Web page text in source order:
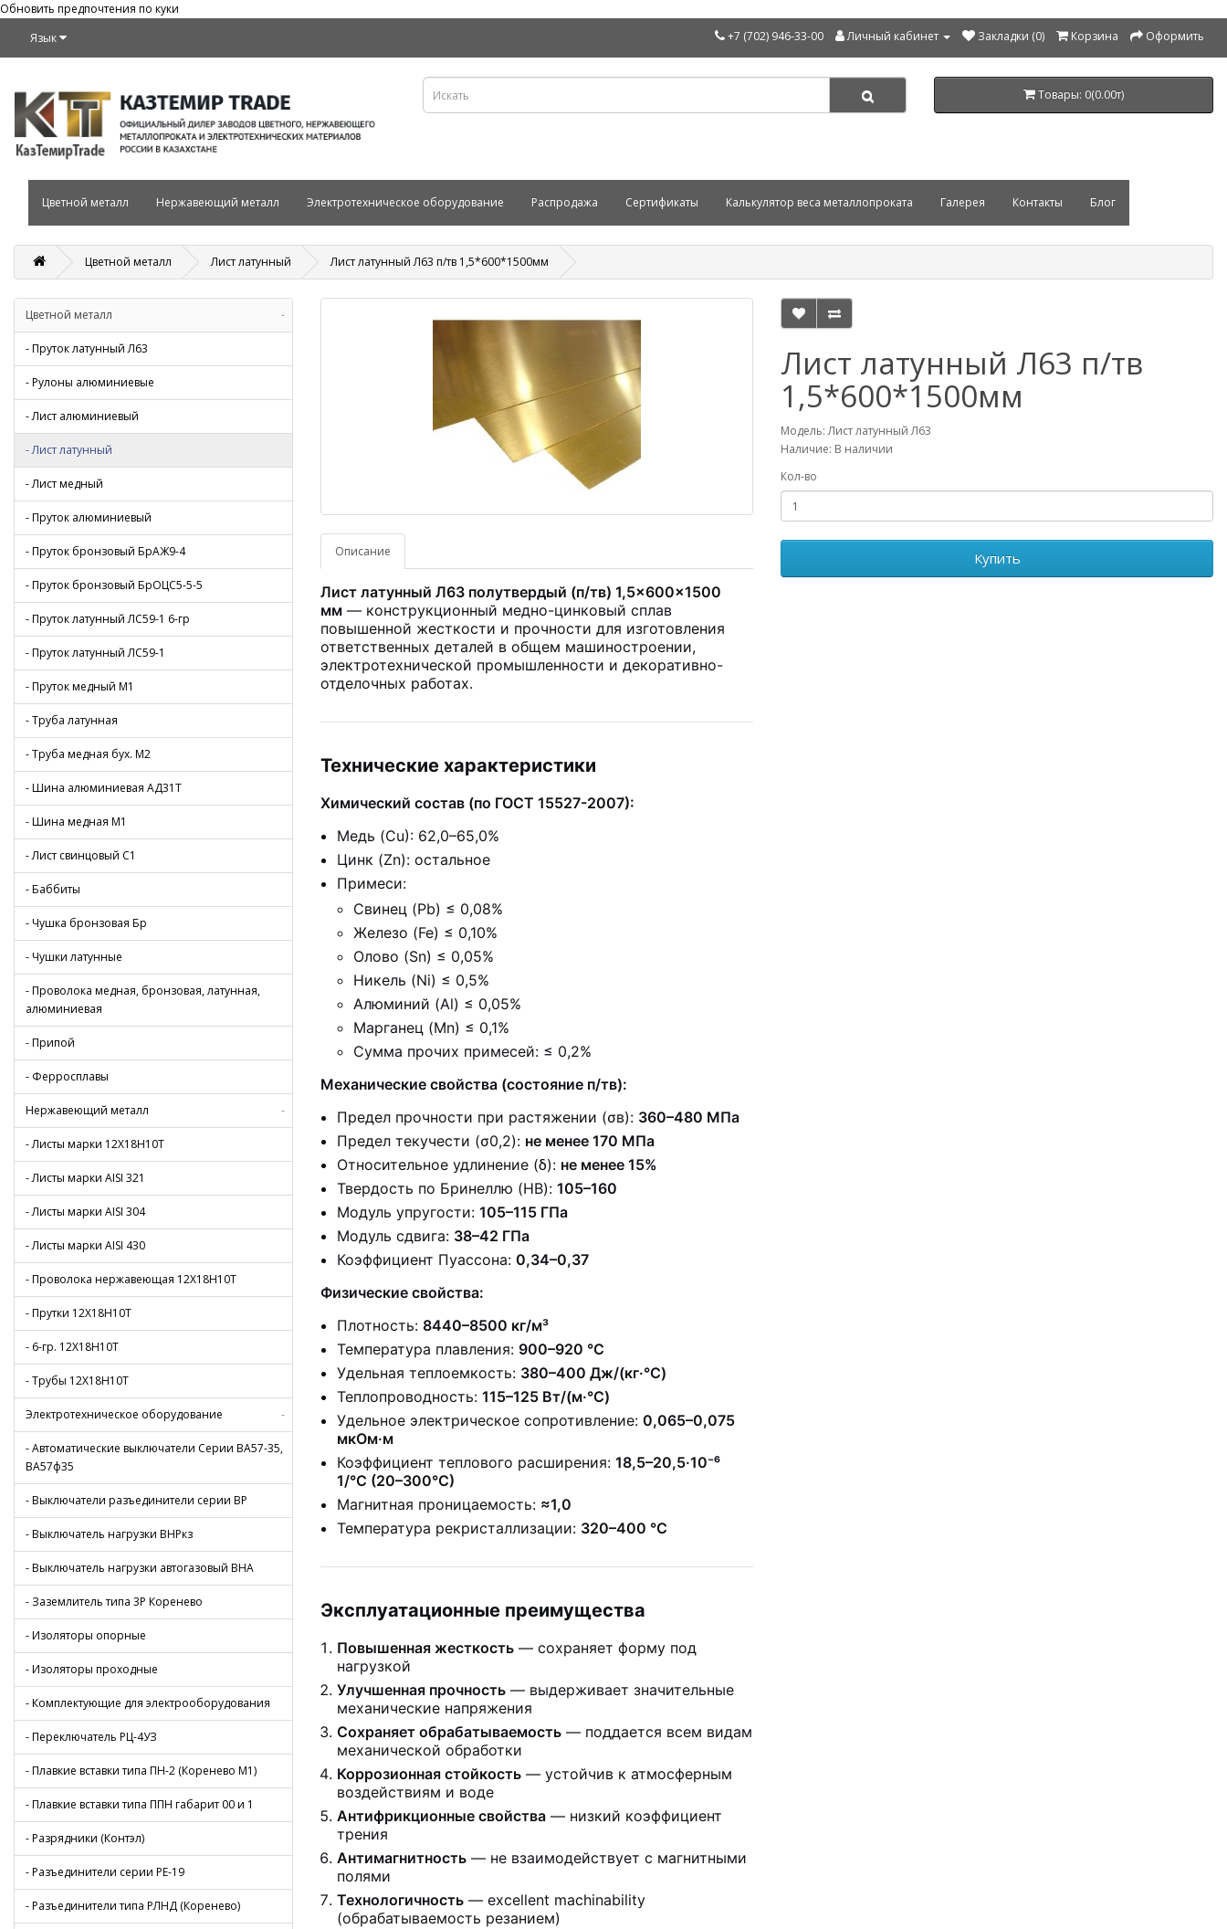
Обновить предпочтения по куки
Язык
+7 (702) 946-33-00 Личный кабинет Закладки (0) Корзина Оформить
Товары: 0(0.00т)
Цветной металл Нержавеющий металл Электротехническое оборудование Распродажа Сертификаты Калькулятор веса металлопроката Галерея Контакты Блог
Цветной металл Лист латунный Лист латунный Л63 п/тв 1,5*600*1500мм
Цветной металл -
- Пруток латунный Л63
- Рулоны алюминиевые
- Лист алюминиевый
- Лист латунный
- Лист медный
- Пруток алюминиевый
- Пруток бронзовый БрАЖ9-4
- Пруток бронзовый БрОЦС5-5-5
- Пруток латунный ЛС59-1 6-гр
- Пруток латунный ЛС59-1
- Пруток медный М1
- Труба латунная
- Труба медная бух. М2
- Шина алюминиевая АД31Т
- Шина медная М1
- Лист свинцовый С1
- Баббиты
- Чушка бронзовая Бр
- Чушки латунные
- Проволока медная, бронзовая, латунная,
алюминиевая
- Припой
- Ферросплавы
Нержавеющий металл -
- Листы марки 12Х18Н10Т
- Листы марки AISI 321
- Листы марки AISI 304
- Листы марки AISI 430
- Проволока нержавеющая 12Х18Н10Т
- Прутки 12Х18Н10Т
- 6-гр. 12Х18Н10Т
- Трубы 12Х18Н10Т
Электротехническое оборудование -
- Автоматические выключатели Серии ВА57-35,
ВА57ф35
- Выключатели разъединители серии ВР
- Выключатель нагрузки ВНРкз
- Выключатель нагрузки автогазовый ВНА
- Заземлитель типа 3Р Коренево
- Изоляторы опорные
- Изоляторы проходные
- Комплектующие для электрооборудования
- Переключатель РЦ-4УЗ
- Плавкие вставки типа ПН-2 (Коренево М1)
- Плавкие вставки типа ППН габарит 00 и 1
- Разрядники (Контэл)
- Разъединители серии РЕ-19
- Разъединители типа РЛНД (Коренево)
Описание
Лист латунный Л63 полутвердый (п/тв) 1,5×600×1500
мм — конструкционный медно-цинковый сплав
повышенной жесткости и прочности для изготовления
ответственных деталей в общем машиностроении,
электротехнической промышленности и декоративно-
отделочных работах.
Технические характеристики
Химический состав (по ГОСТ 15527-2007):
Медь (Cu): 62,0–65,0%
Цинк (Zn): остальное
Примеси:
Свинец (Pb) ≤ 0,08%
Железо (Fe) ≤ 0,10%
Олово (Sn) ≤ 0,05%
Никель (Ni) ≤ 0,5%
Алюминий (Al) ≤ 0,05%
Марганец (Mn) ≤ 0,1%
Сумма прочих примесей: ≤ 0,2%
Механические свойства (состояние п/тв):
Предел прочности при растяжении (σв): 360–480 МПа
Предел текучести (σ0,2): не менее 170 МПа
Относительное удлинение (δ): не менее 15%
Твердость по Бринеллю (HB): 105–160
Модуль упругости: 105–115 ГПа
Модуль сдвига: 38–42 ГПа
Коэффициент Пуассона: 0,34–0,37
Физические свойства:
Плотность: 8440–8500 кг/м³
Температура плавления: 900–920 °C
Удельная теплоемкость: 380–400 Дж/(кг·°C)
Теплопроводность: 115–125 Вт/(м·°C)
Удельное электрическое сопротивление: 0,065–0,075
мкОм·м
Коэффициент теплового расширения: 18,5–20,5·10⁻⁶
1/°C (20–300°C)
Магнитная проницаемость: ≈1,0
Температура рекристаллизации: 320–400 °C
Эксплуатационные преимущества
Повышенная жесткость — сохраняет форму под
нагрузкой
Улучшенная прочность — выдерживает значительные
механические напряжения
Сохраняет обрабатываемость — поддается всем видам
механической обработки
Коррозионная стойкость — устойчив к атмосферным
воздействиям и воде
Антифрикционные свойства — низкий коэффициент
трения
Антимагнитность — не взаимодействует с магнитными
полями
Технологичность — excellent machinability
(обрабатываемость резанием)
Лист латунный Л63 п/тв
1,5*600*1500мм
Модель: Лист латунный Л63
Наличие: В наличии
Кол-во
Купить